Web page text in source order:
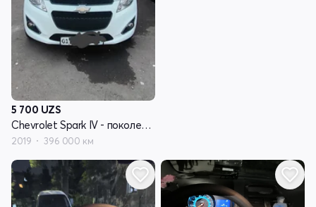
5 700 UZS
Chevrolet Spark IV - поколение
2019 396 000 км